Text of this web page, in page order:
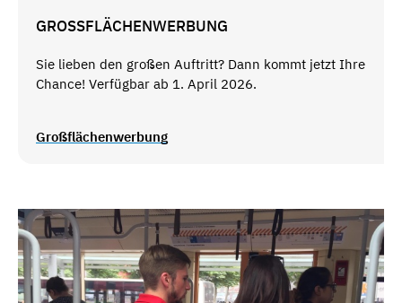
GROSSFLÄCHENWERBUNG
Sie lieben den großen Auftritt? Dann kommt jetzt Ihre
Chance! Verfügbar ab 1. April 2026.
Großflächenwerbung